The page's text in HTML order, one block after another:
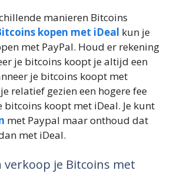
manieren Bitcoins
kopen met iDeal kun je
met PayPal. Houd er rekening
je bitcoins koopt je altijd een
je bitcoins koopt met
relatief gezien een hogere fee
bitcoins koopt met iDeal. Je kunt
met Paypal maar onthoud dat
met iDeal.
verkoop je Bitcoins met